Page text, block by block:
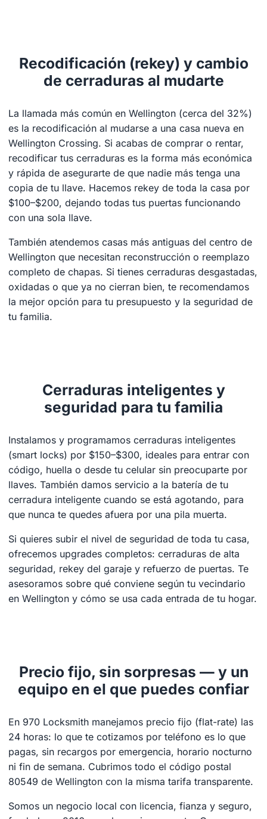
Recodificación (rekey) y cambio
de cerraduras al mudarte
La llamada más común en Wellington (cerca del 32%)
es la recodificación al mudarse a una casa nueva en
Wellington Crossing. Si acabas de comprar o rentar,
recodificar tus cerraduras es la forma más económica
y rápida de asegurarte de que nadie más tenga una
copia de tu llave. Hacemos rekey de toda la casa por
$100–$200, dejando todas tus puertas funcionando
con una sola llave.
También atendemos casas más antiguas del centro de
Wellington que necesitan reconstrucción o reemplazo
completo de chapas. Si tienes cerraduras desgastadas,
oxidadas o que ya no cierran bien, te recomendamos
la mejor opción para tu presupuesto y la seguridad de
tu familia.
Cerraduras inteligentes y
seguridad para tu familia
Instalamos y programamos cerraduras inteligentes
(smart locks) por $150–$300, ideales para entrar con
código, huella o desde tu celular sin preocuparte por
llaves. También damos servicio a la batería de tu
cerradura inteligente cuando se está agotando, para
que nunca te quedes afuera por una pila muerta.
Si quieres subir el nivel de seguridad de toda tu casa,
ofrecemos upgrades completos: cerraduras de alta
seguridad, rekey del garaje y refuerzo de puertas. Te
asesoramos sobre qué conviene según tu vecindario
en Wellington y cómo se usa cada entrada de tu hogar.
Precio fijo, sin sorpresas — y un
equipo en el que puedes confiar
En 970 Locksmith manejamos precio fijo (flat-rate) las
24 horas: lo que te cotizamos por teléfono es lo que
pagas, sin recargos por emergencia, horario nocturno
ni fin de semana. Cubrimos todo el código postal
80549 de Wellington con la misma tarifa transparente.
Somos un negocio local con licencia, fianza y seguro,